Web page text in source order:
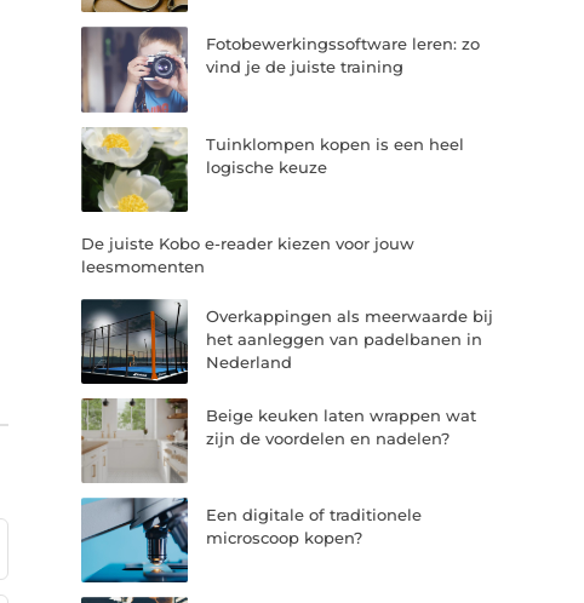
Fotobewerkingssoftware leren: zo
vind je de juiste training
Tuinklompen kopen is een heel
logische keuze
De juiste Kobo e-reader kiezen voor jouw
leesmomenten
Overkappingen als meerwaarde bij
het aanleggen van padelbanen in
Nederland
Beige keuken laten wrappen wat
zijn de voordelen en nadelen?
Een digitale of traditionele
microscoop kopen?